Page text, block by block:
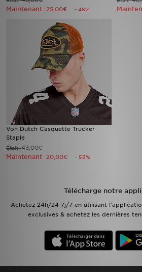
Maintenant 25,00€ - 48%
Von Dutch Casquette Trucker
Staple
Était43,00€
Maintenant 20,00€ - 53%
Télécharge notre
Achetez 24h/24 7j/7 en utilisant
exclusives & achetez les dernières
Télécharge l'Appli